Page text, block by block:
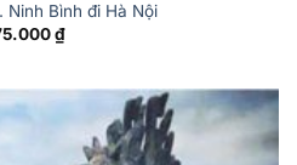
Ninh Bình đi Hà Nội
₫